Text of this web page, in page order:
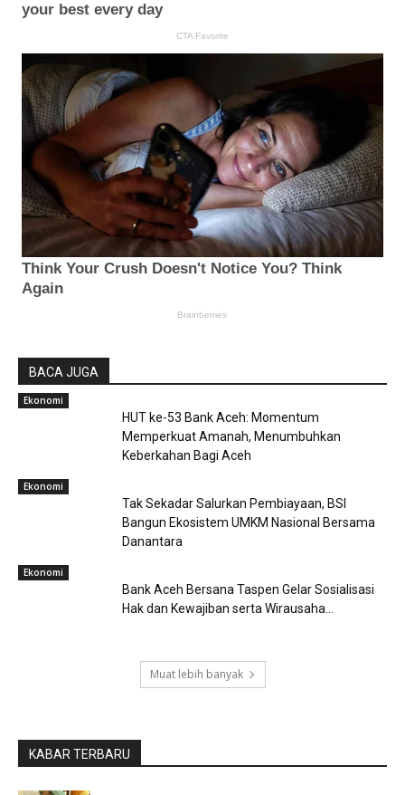
BACA JUGA
Ekonomi
HUT ke-53 Bank Aceh: Momentum
Memperkuat Amanah, Menumbuhkan
Keberkahan Bagi Aceh
Ekonomi
Tak Sekadar Salurkan Pembiayaan, BSI
Bangun Ekosistem UMKM Nasional Bersama
Danantara
Ekonomi
Bank Aceh Bersana Taspen Gelar Sosialisasi
Hak dan Kewajiban serta Wirausaha...
Muat lebih banyak
KABAR TERBARU